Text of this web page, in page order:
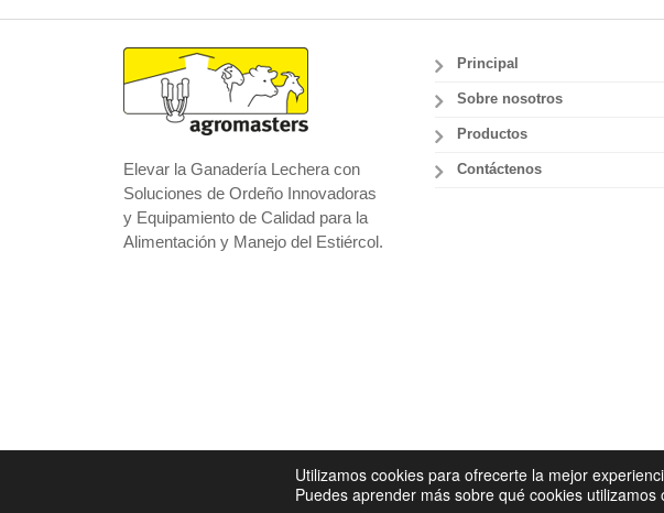
Elevar la Ganadería Lechera con
Soluciones de Ordeño Innovadoras
y Equipamiento de Calidad para la
Alimentación y Manejo del Estiércol.
Principal
Sobre nosotros
Productos
Contáctenos
Copyright 2014 agromasters. - Web Design byArtAbout.gr
Utilizamos cookies para ofrecerte la mejor
Puedes aprender más sobre qué cookies utilizamos